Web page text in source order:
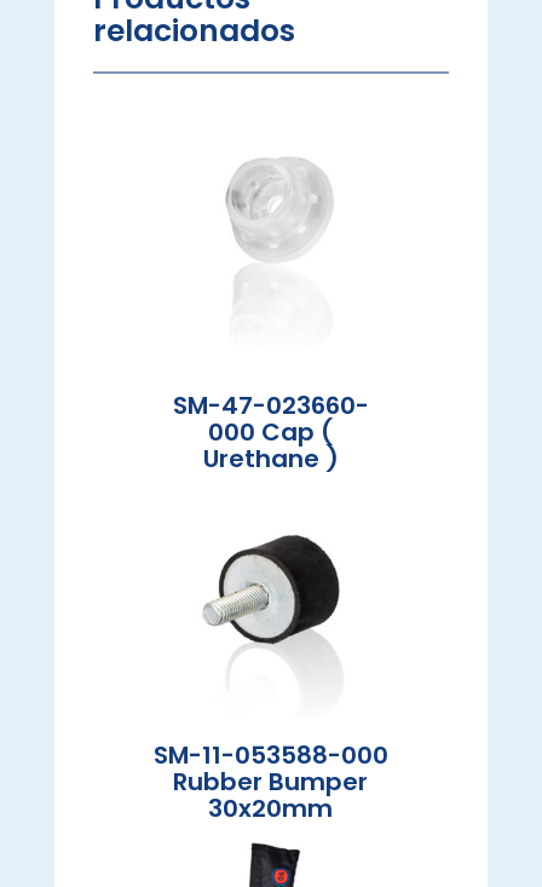
relacionados
SM-47-023660-
000 Cap (
Urethane )
SM-11-053588-000
Rubber Bumper
30x20mm